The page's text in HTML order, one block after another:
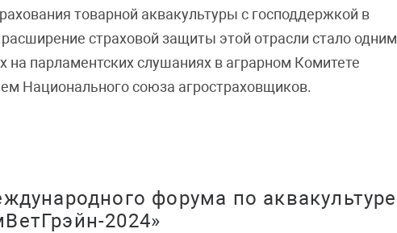
товарной аквакультуры с господдержкой в
страховой защиты этой отрасли стало одним
на парламентских слушаниях в аграрном Комитете
Национального союза агростраховщиков.
форума по аквакультуре
2024»